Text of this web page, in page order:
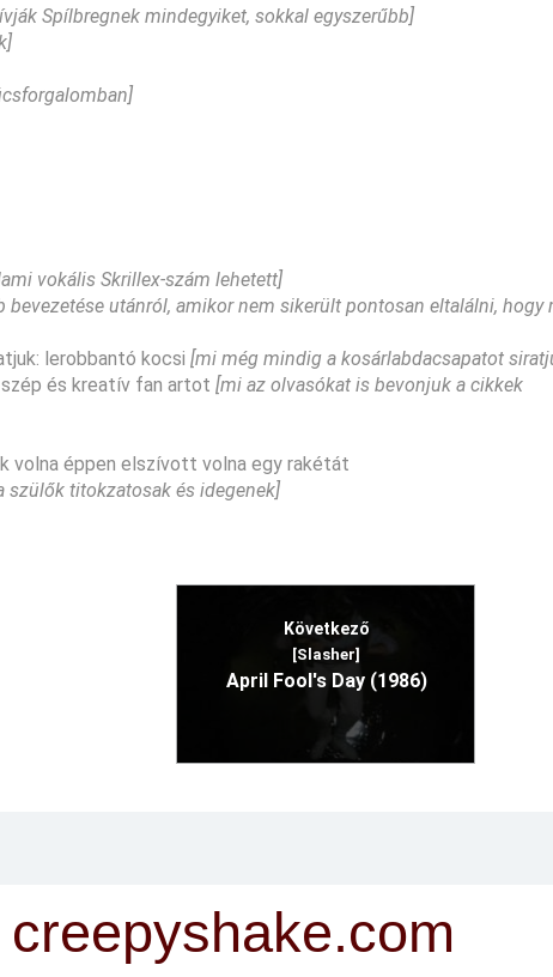
Spílbregnek mindegyiket, sokkal egyszerűbb]
vokális Skrillex-szám lehetett]
bevezetése utánról, amikor nem sikerült pontosan eltalálni, hogy
lerobbantó kocsi [mi még mindig a kosárlabdacsapatot
és kreatív fan artot [mi az olvasókat is bevonjuk a cikkek
volna éppen elszívott volna egy rakétát
szülők titokzatosak és idegenek]
Következő
[Slasher]
April Fool's Day (1986)
creepyshake.com